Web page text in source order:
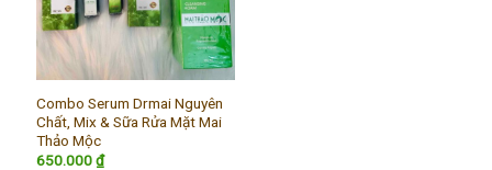
Combo Serum Drmai Nguyên
Chất, Mix & Sữa Rửa Mặt Mai
Thảo Mộc
650.000₫